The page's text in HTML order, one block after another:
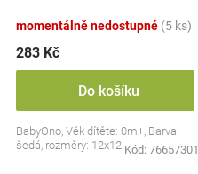
momentálně nedostupné (5 ks)
283 Kč
Do košíku
BabyOno, Věk dítěte: 0m+, Barva:
šedá, rozměry: 12x12 cm.
Kód: 76657301